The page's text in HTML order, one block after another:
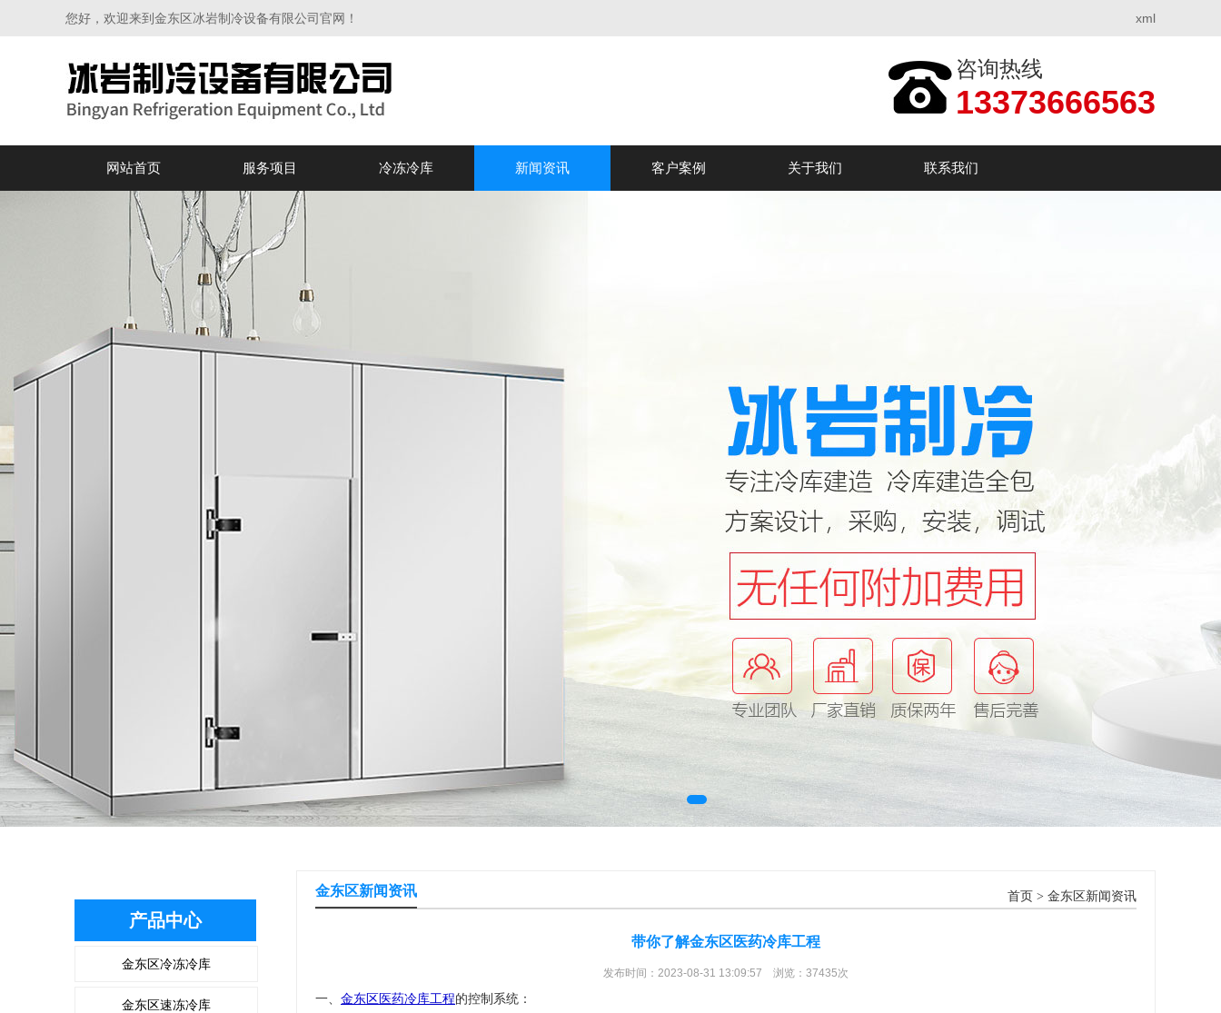
您好，欢迎来到金东区冰岩制冷设备有限公司官网！ xml
咨询热线
13373666563
网站首页 服务项目 冷冻冷库 新闻资讯 客户案例 关于我们 联系我们
产品中心
金东区冷冻冷库
金东区速冻冷库
金东区新闻资讯 首页 > 金东区新闻资讯
带你了解金东区医药冷库工程
发布时间：2023-08-31 13:09:57 浏览：37435次
一、 金东区医药冷库工程的控制系统：